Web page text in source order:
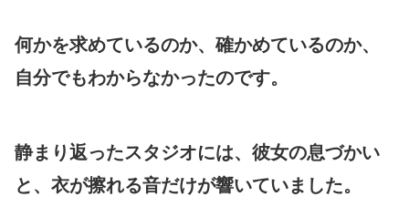
何かを求めているのか、確かめているのか、
自分でもわからなかったのです。
静まり返ったスタジオには、彼女の息づかい
と、衣が擦れる音だけが響いていました。